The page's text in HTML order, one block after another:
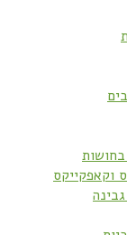
בחושות
וקאפקייקס